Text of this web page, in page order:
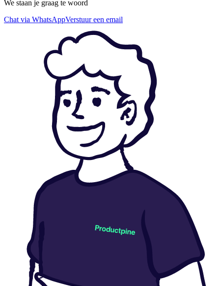
We staan je graag te woord
Chat via WhatsAppVerstuur een email